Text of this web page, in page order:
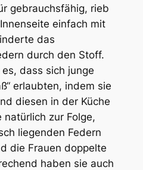
gebrauchsfähig, rieb
einfach mit
das
durch den Stoff.
dass sich junge
erlaubten, indem sie
diesen in der Küche
zur Folge,
liegenden Federn
die Frauen doppelte
haben sie auch